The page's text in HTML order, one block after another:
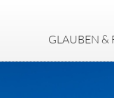
GLAUBEN &